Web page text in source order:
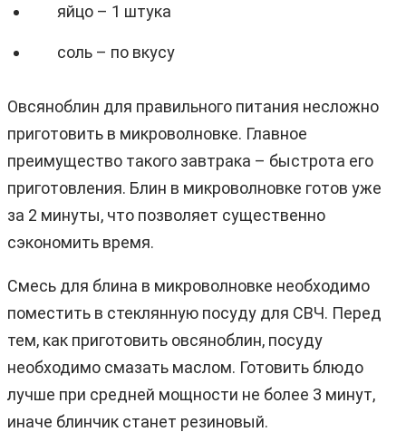
яйцо – 1 штука
соль – по вкусу
Овсяноблин для правильного питания несложно
приготовить в микроволновке. Главное
преимущество такого завтрака – быстрота его
приготовления. Блин в микроволновке готов уже
за 2 минуты, что позволяет существенно
сэкономить время.
Смесь для блина в микроволновке необходимо
поместить в стеклянную посуду для СВЧ. Перед
тем, как приготовить овсяноблин, посуду
необходимо смазать маслом. Готовить блюдо
лучше при средней мощности не более 3 минут,
иначе блинчик станет резиновый.